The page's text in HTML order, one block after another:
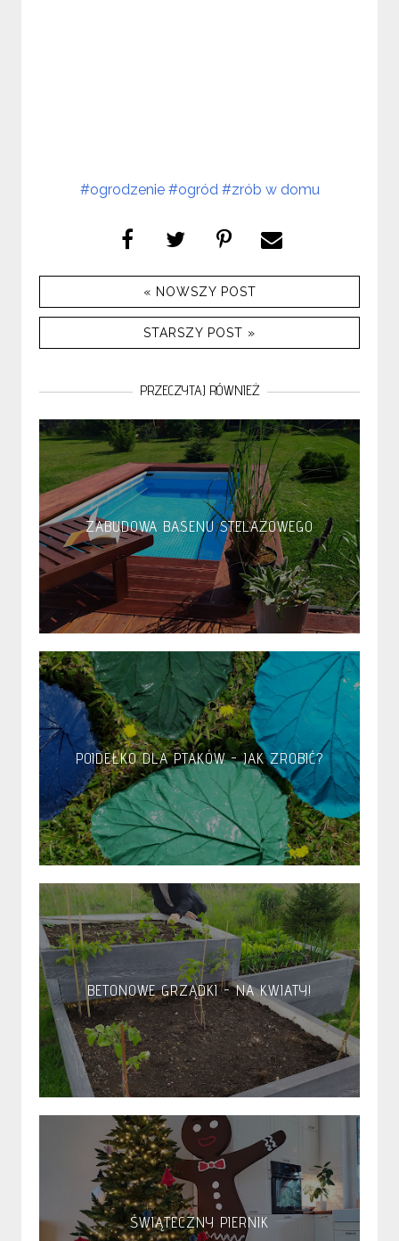
#ogrodzenie #ogród #zrób w domu
« NOWSZY POST
STARSZY POST »
PRZECZYTAJ RÓWNIEŻ
ZABUDOWA BASENU STELAŻOWEGO
POIDEŁKO DLA PTAKÓW - JAK ZROBIĆ?
BETONOWE GRZĄDKI - NA KWIATY!
ŚWIĄTECZNY PIERNIK